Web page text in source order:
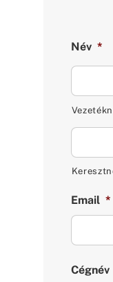
Név *
Email *
Cégnév